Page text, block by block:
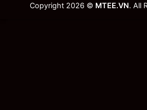
Copyright 2026 © MTEE.VN. All